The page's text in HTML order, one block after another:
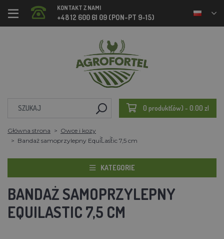
KONTAKT Z NAMI
+48 12 600 61 09 (PON-PT 9-15)
0 produkt(ów) - 0.00 zl
Główna strona
Owce i kozy
Bandaż samoprzylepny EquiLastic 7,5 cm
KATEGORIE
BANDAŻ SAMOPRZYLEPNY
EQUILASTIC 7,5 CM